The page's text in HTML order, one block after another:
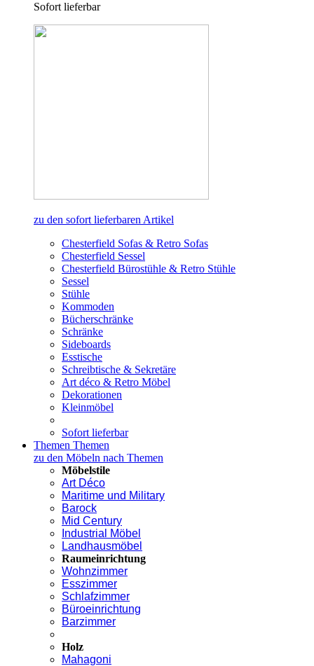
Sofort lieferbar
zu den sofort lieferbaren Artikel
Chesterfield Sofas & Retro Sofas
Chesterfield Sessel
Chesterfield Bürostühle & Retro Stühle
Sessel
Stühle
Kommoden
Bücherschränke
Schränke
Sideboards
Esstische
Schreibtische & Sekretäre
Art déco & Retro Möbel
Dekorationen
Kleinmöbel
Sofort lieferbar
Themen Themen
zu den Möbeln nach Themen
Möbelstile
Art Déco
Maritime und Military
Barock
Mid Century
Industrial Möbel
Landhausmöbel
Raumeinrichtung
Wohnzimmer
Esszimmer
Schlafzimmer
Büroeinrichtung
Barzimmer
Holz
Mahagoni